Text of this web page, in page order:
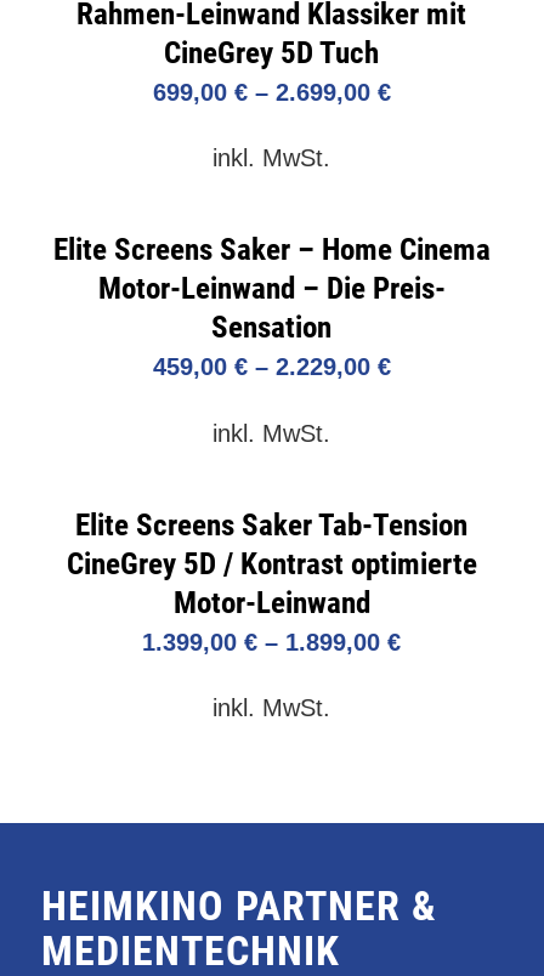
Rahmen-Leinwand Klassiker mit
CineGrey 5D Tuch
699,00 €– 2.699,00 €
inkl. MwSt.
Elite Screens Saker – Home Cinema
Motor-Leinwand – Die Preis-
Sensation
459,00 €– 2.229,00 €
inkl. MwSt.
Elite Screens Saker Tab-Tension
CineGrey 5D / Kontrast optimierte
Motor-Leinwand
1.399,00€ – 1.899,00€
inkl. MwSt.
HEIMKINO PARTNER &
MEDIENTECHNIK